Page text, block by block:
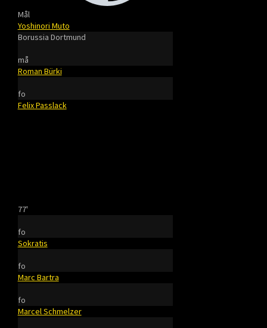
Mål
Yoshinori Muto
Borussia Dortmund
må
Roman Bürki
fo
Felix Passlack
77'
fo
Sokratis
fo
Marc Bartra
fo
Marcel Schmelzer